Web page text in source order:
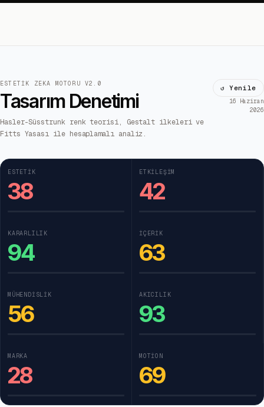
ESTETIK ZEKA MOTORU V2.0
Tasarım Denetimi
Hasler-Süsstrunk renk teorisi, Gestalt ilkeleri ve
Fitts Yasası ile hesaplamalı analiz.
↺ Yenile
16 Haziran
2026
ESTETIK
38
ETKILEŞIM
42
KARARLILIK
94
İÇERIK
63
MÜHENDISLIK
56
AKICILIK
93
MARKA
28
MOTION
69